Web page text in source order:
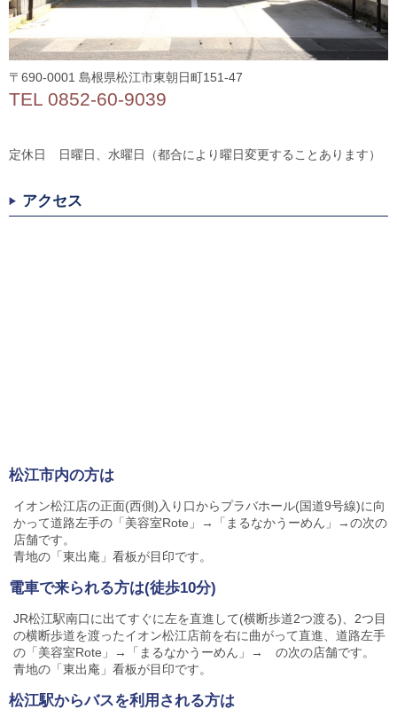
〒690-0001 島根県松江市東朝日町151-47
TEL 0852-60-9039
定休日 日曜日、水曜日（都合により曜日変更することあります）
アクセス
松江市内の方は
イオン松江店の正面(西側)入り口からプラバホール(国道9号線)に向
かって道路左手の「美容室Rote」→「まるなかうーめん」→の次の
店舗です。
青地の「東出庵」看板が目印です。
電車で来られる方は(徒歩10分)
JR松江駅南口に出てすぐに左を直進して(横断歩道2つ渡る)、2つ目
の横断歩道を渡ったイオン松江店前を右に曲がって直進、道路左手
の「美容室Rote」→「まるなかうーめん」→ の次の店舗です。
青地の「東出庵」看板が目印です。
松江駅からバスを利用される方は